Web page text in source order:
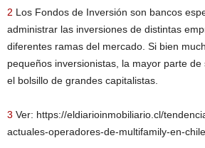
2 Los Fondos de Inversión son bancos
administrar las inversiones de distintas
diferentes ramas del mercado. Si bien
pequeños inversionistas, la mayor parte
el bolsillo de grandes capitalistas.
3 Ver: https://eldiarioinmobiliario.cl/
actuales-operadores-de-multifamily-en-